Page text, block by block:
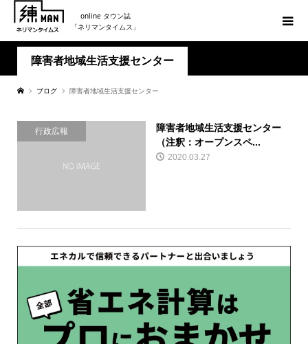
online タウン誌
「ネリマンタイムス」
障害者地域生活支援センター
ブログ 障害者地域生活支援センター
行政広報
障害者地域生活支援センター
（注釈：オープンスペ...
2020.03.27